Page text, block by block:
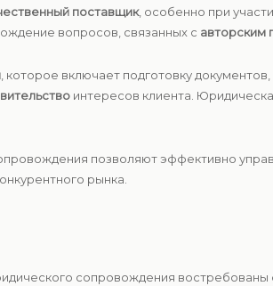
поставщик, особенно при
вопросов, связанных с авторским
, которое включает подготовку документов,
интересов клиента.
позволяют эффективно
рынка.
сопровождения востребованы